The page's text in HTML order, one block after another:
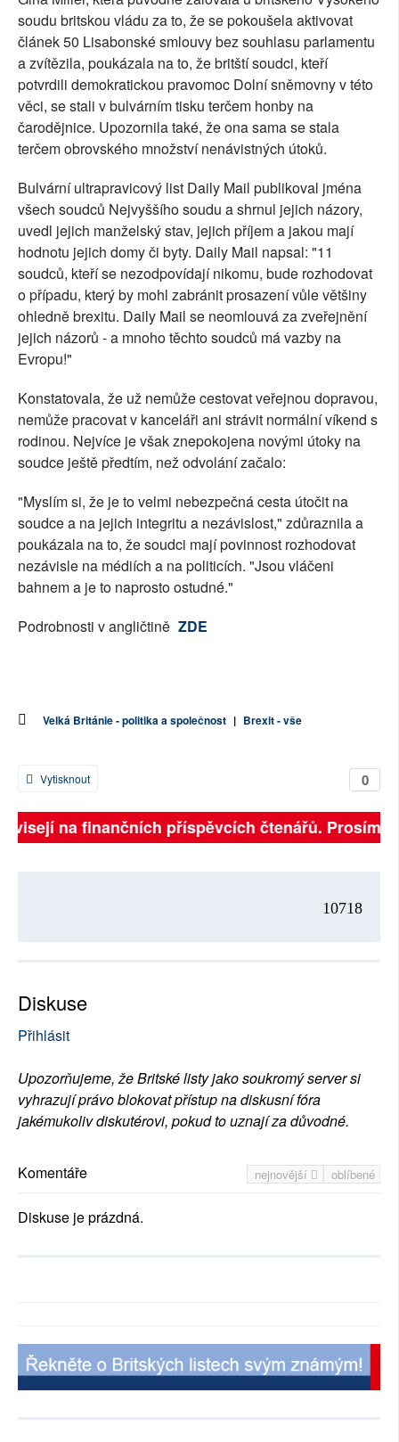
soudu britskou vládu za to, že se pokoušela aktivovat
článek 50 Lisabonské smlouvy bez souhlasu parlamentu
a zvítězila, poukázala na to, že britští soudci, kteří
potvrdili demokratickou pravomoc Dolní sněmovny v této
věci, se stali v bulvárním tisku terčem honby na
čarodějnice. Upozornila také, že ona sama se stala
terčem obrovského množství nenávistných útoků.
Bulvární ultrapravicový list Daily Mail publikoval jména
všech soudců Nejvyššího soudu a shrnul jejich názory,
uvedl jejich manželský stav, jejich příjem a jakou mají
hodnotu jejich domy či byty. Daily Mail napsal: "11
soudců, kteří se nezodpovídají nikomu, bude rozhodovat
o případu, který by mohl zabránit prosazení vůle většiny
ohledně brexitu. Daily Mail se neomlouvá za zveřejnění
jejich názorů - a mnoho těchto soudců má vazby na
Evropu!"
Konstatovala, že už nemůže cestovat veřejnou dopravou,
nemůže pracovat v kanceláři ani strávit normální víkend s
rodinou. Nejvíce je však znepokojena novými útoky na
soudce ještě předtím, než odvolání začalo:
"Myslím si, že je to velmi nebezpečná cesta útočit na
soudce a na jejich integritu a nezávislost," zdůraznila a
poukázala na to, že soudci mají povinnost rozhodovat
nezávisle na médiích a na politicích. "Jsou vláčeni
bahnem a je to naprosto ostudné."
Podrobnosti v angličtině ZDE
Velká Británie - politika a společnost | Brexit - vše
0
Vytisknout
na finančních příspěvcích čtenářů. Prosíme,
10718
Diskuse
Přihlásit
Upozorňujeme, že Britské listy jako soukromý server si
vyhrazují právo blokovat přístup na diskusní fóra
jakémukoliv diskutérovi, pokud to uznají za důvodné.
nejnovější oblíbené
Komentáře
Diskuse je prázdná.